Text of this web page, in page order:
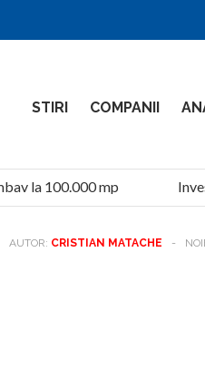
STIRI COMPANII
la 100.000 mp
AUTOR: CRISTIAN MATACHE -